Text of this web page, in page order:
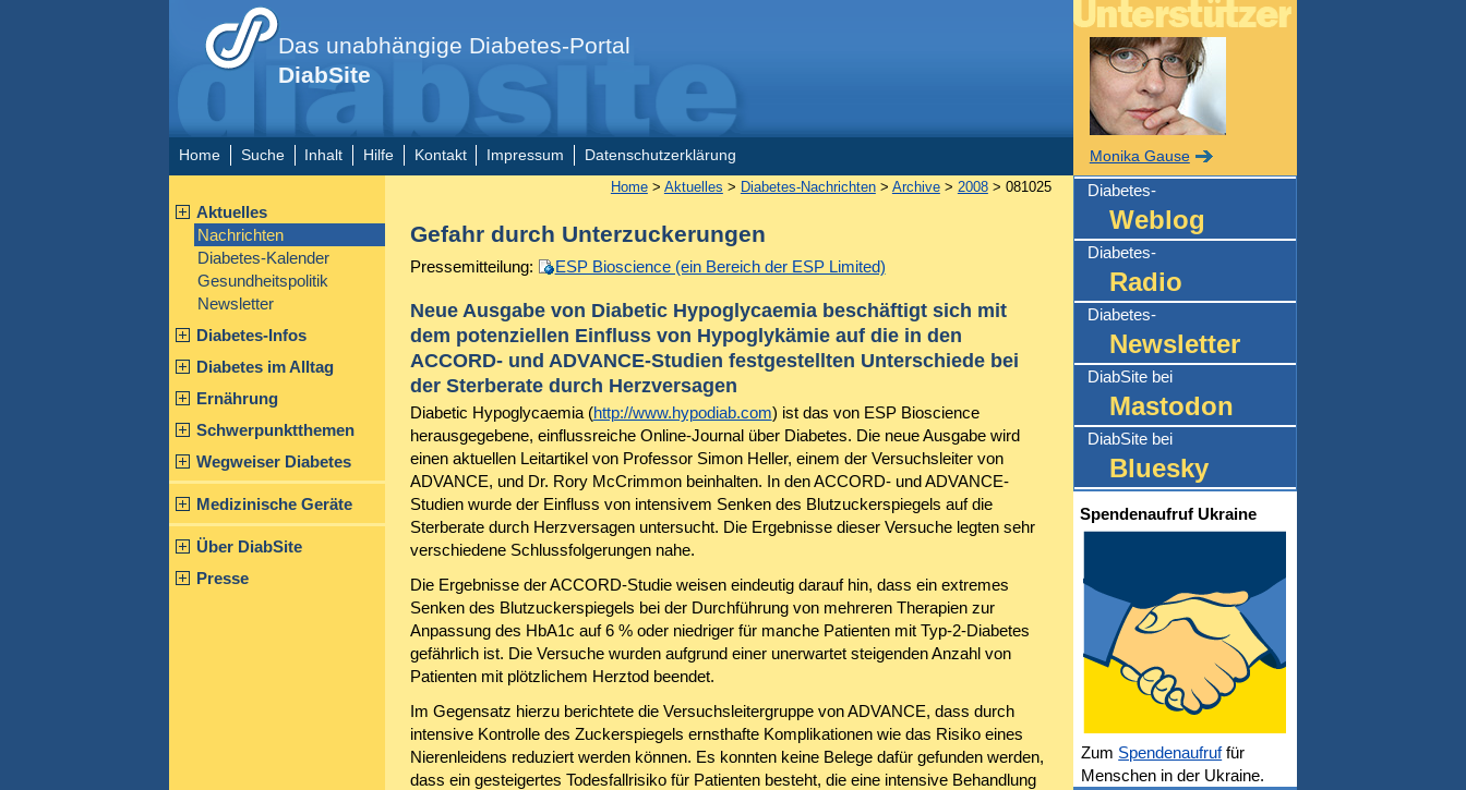
Das unabhängige Diabetes-Portal
DiabSite
Home Suche Inhalt Hilfe Kontakt Impressum Datenschutzerklärung
Aktuelles
Nachrichten
Diabetes-Kalender
Gesundheitspolitik
Newsletter
Diabetes-Infos
Diabetes im Alltag
Ernährung
Schwerpunktthemen
Wegweiser Diabetes
Medizinische Geräte
Über DiabSite
Presse
Home> Aktuelles > Diabetes-Nachrichten> Archive> 2008> 081025
Gefahr durch Unterzuckerungen
Pressemitteilung: ESP Bioscience (ein Bereich der ESP Limited)
Neue Ausgabe von Diabetic Hypoglycaemia beschäftigt sich mit
dem potenziellen Einfluss von Hypoglykämie auf die in den
ACCORD- und ADVANCE-Studien festgestellten Unterschiede bei
der Sterberate durch Herzversagen
Diabetic Hypoglycaemia (http://www.hypodiab.com) ist das von ESP Bioscience
herausgegebene, einflussreiche Online-Journal über Diabetes. Die neue Ausgabe wird
einen aktuellen Leitartikel von Professor Simon Heller, einem der Versuchsleiter von
ADVANCE, und Dr. Rory McCrimmon beinhalten. In den ACCORD- und ADVANCE-
Studien wurde der Einfluss von intensivem Senken des Blutzuckerspiegels auf die
Sterberate durch Herzversagen untersucht. Die Ergebnisse dieser Versuche legten sehr
verschiedene Schlussfolgerungen nahe.
Die Ergebnisse der ACCORD-Studie weisen eindeutig darauf hin, dass ein extremes
Senken des Blutzuckerspiegels bei der Durchführung von mehreren Therapien zur
Anpassung des HbA1c auf 6 % oder niedriger für manche Patienten mit Typ-2-Diabetes
gefährlich ist. Die Versuche wurden aufgrund einer unerwartet steigenden Anzahl von
Patienten mit plötzlichem Herztod beendet.
Im Gegensatz hierzu berichtete die Versuchsleitergruppe von ADVANCE, dass durch
intensive Kontrolle des Zuckerspiegels ernsthafte Komplikationen wie das Risiko eines
Nierenleidens reduziert werden können. Es konnten keine Belege dafür gefunden werden,
dass ein gesteigertes Todesfallrisiko für Patienten besteht, die eine intensive Behandlung
Monika Gause
Diabetes-
Weblog
Diabetes-
Radio
Diabetes-
Newsletter
DiabSite bei
Mastodon
DiabSite bei
Bluesky
Spendenaufruf Ukraine
Zum Spendenaufruffür
Menschen in der Ukraine.